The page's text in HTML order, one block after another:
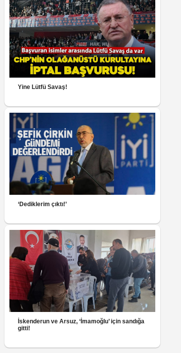
Yine Lütfü Savaş!
‘Dediklerim çıktı!’
İskenderun ve Arsuz, ‘İmamoğlu’ için sandığa
gitti!